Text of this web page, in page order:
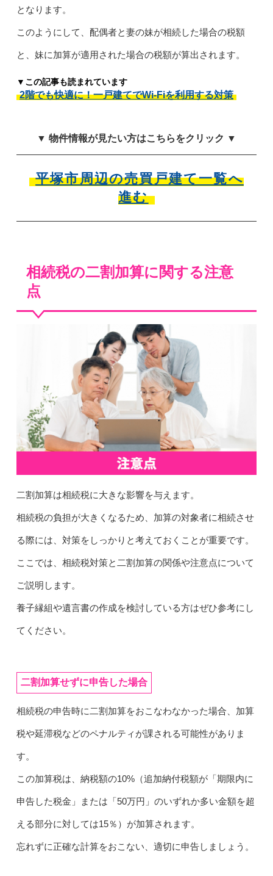
となります。
このようにして、配偶者と妻の妹が相続した場合の税額
と、妹に加算が適用された場合の税額が算出されます。
▼この記事も読まれています
2階でも快適に！一戸建てでWi-Fiを利用する対策
▼ 物件情報が見たい方はこちらをクリック ▼
平塚市周辺の売買戸建て一覧へ
進む
相続税の二割加算に関する注意
点
二割加算は相続税に大きな影響を与えます。
相続税の負担が大きくなるため、加算の対象者に相続させ
る際には、対策をしっかりと考えておくことが重要です。
ここでは、相続税対策と二割加算の関係や注意点について
ご説明します。
養子縁組や遺言書の作成を検討している方はぜひ参考にし
てください。
二割加算せずに申告した場合
相続税の申告時に二割加算をおこなわなかった場合、加算
税や延滞税などのペナルティが課される可能性がありま
す。
この加算税は、納税額の10%（追加納付税額が「期限内に
申告した税金」または「50万円」のいずれか多い金額を超
える部分に対しては15％）が加算されます。
忘れずに正確な計算をおこない、適切に申告しましょう。